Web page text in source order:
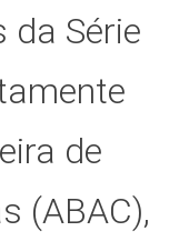
Série
de
(ABAC),